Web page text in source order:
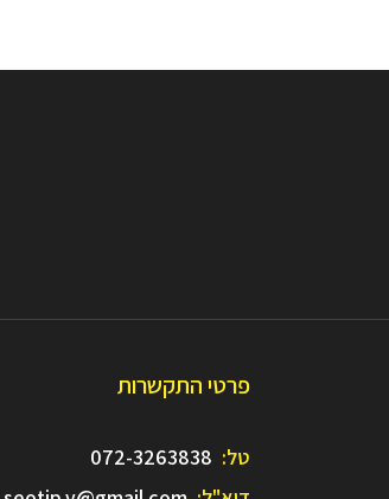
פרטי התקשרות
טל: